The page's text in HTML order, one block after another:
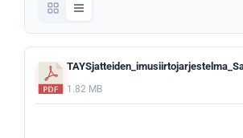
1.82 MB